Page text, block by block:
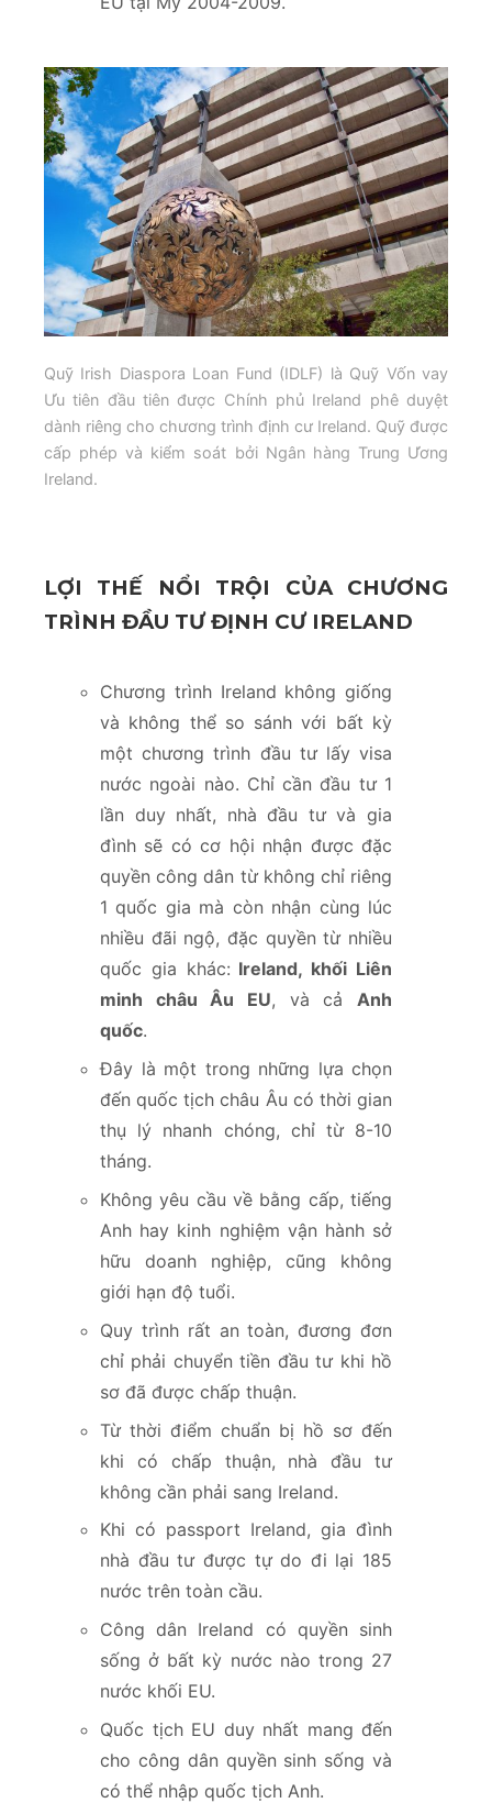
Quỹ Irish Diaspora Loan Fund (IDLF) là Quỹ Vốn vay
Ưu tiên đầu tiên được Chính phủ Ireland phê duyệt
dành riêng cho chương trình định cư Ireland. Quỹ được
cấp phép và kiểm soát bởi Ngân hàng Trung Ương
Ireland.
LỢI THẾ NỔI TRỘI CỦA CHƯƠNG
TRÌNH ĐẦU TƯ ĐỊNH CƯ IRELAND
Chương trình Ireland không giống
và không thể so sánh với bất kỳ
một chương trình đầu tư lấy visa
nước ngoài nào. Chỉ cần đầu tư 1
lần duy nhất, nhà đầu tư và gia
đình sẽ có cơ hội nhận được đặc
quyền công dân từ không chỉ riêng
1 quốc gia mà còn nhận cùng lúc
nhiều đãi ngộ, đặc quyền từ nhiều
quốc gia khác: Ireland, khối Liên
minh châu Âu EU, và cả Anh
quốc.
Đây là một trong những lựa chọn
đến quốc tịch châu Âu có thời gian
thụ lý nhanh chóng, chỉ từ 8-10
tháng.
Không yêu cầu về bằng cấp, tiếng
Anh hay kinh nghiệm vận hành sở
hữu doanh nghiệp, cũng không
giới hạn độ tuổi.
Quy trình rất an toàn, đương đơn
chỉ phải chuyển tiền đầu tư khi hồ
sơ đã được chấp thuận.
Từ thời điểm chuẩn bị hồ sơ đến
khi có chấp thuận, nhà đầu tư
không cần phải sang Ireland.
Khi có passport Ireland, gia đình
nhà đầu tư được tự do đi lại 185
nước trên toàn cầu.
Công dân Ireland có quyền sinh
sống ở bất kỳ nước nào trong 27
nước khối EU.
Quốc tịch EU duy nhất mang đến
cho công dân quyền sinh sống và
có thể nhập quốc tịch Anh.